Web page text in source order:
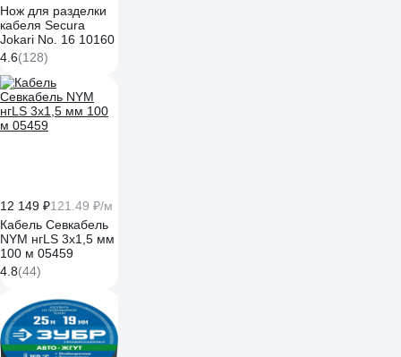
Нож для разделки
кабеля Secura
Jokari No. 16 10160
4.6(128)
12 149 ₽121.49 ₽/м
Кабель Севкабель
NYM нгLS 3х1,5 мм
100 м 05459
4.8(44)